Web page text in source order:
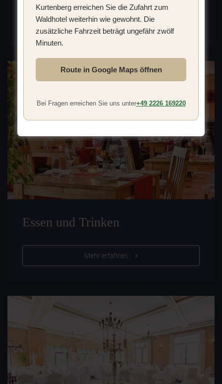
Mehr erfahren
Essen und Trinken
Mehr erfahren
Kurtenberg erreichen Sie die Zufahrt zum
Waldhotel weiterhin wie gewohnt. Die
zusätzliche Fahrzeit beträgt ungefähr zwölf
Minuten.
Route in Google Maps öffnen
Bei Fragen erreichen Sie uns unter+49 2226 169220